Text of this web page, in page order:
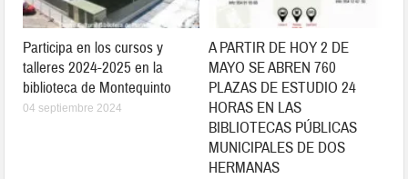
Participa en los cursos y
talleres 2024-2025 en la
biblioteca de Montequinto
04 septiembre 2024
A PARTIR DE HOY 2 DE
MAYO SE ABREN 760
PLAZAS DE ESTUDIO 24
HORAS EN LAS
BIBLIOTECAS PÚBLICAS
MUNICIPALES DE DOS
HERMANAS